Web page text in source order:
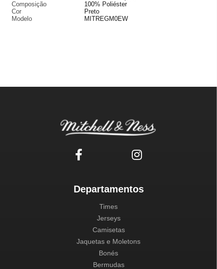
Composição
100% Poliéster
Cor
Preto
Modelo
MITREGM0EW
Departamentos
Times
Jerseys
Camisetas
Jaquetas e Moletons
Bonés
Bermudas